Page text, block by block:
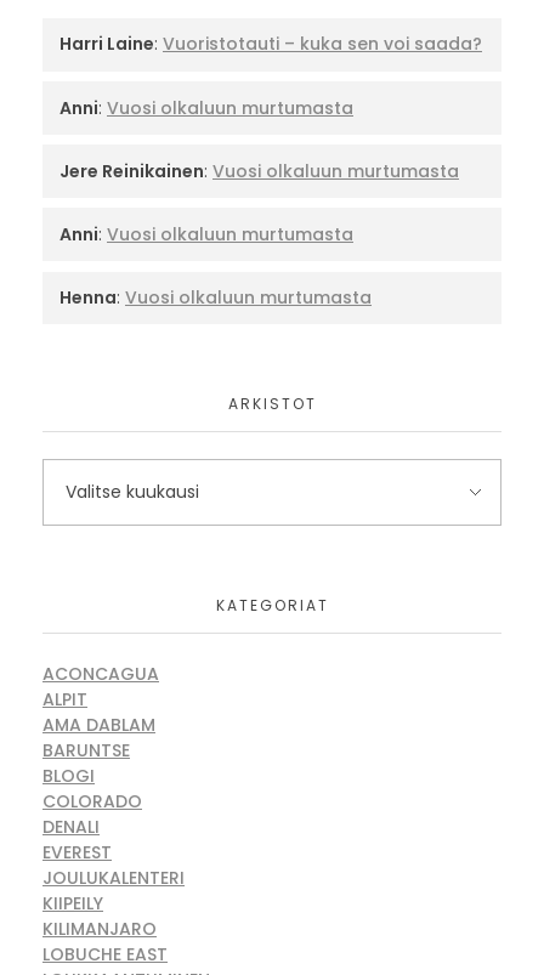
Harri Laine: Vuoristotauti – kuka sen voi saada?
Anni: Vuosi olkaluun murtumasta
Jere Reinikainen: Vuosi olkaluun murtumasta
Anni: Vuosi olkaluun murtumasta
Henna: Vuosi olkaluun murtumasta
ARKISTOT
KATEGORIAT
ACONCAGUA
ALPIT
AMA DABLAM
BARUNTSE
BLOGI
COLORADO
DENALI
EVEREST
JOULUKALENTERI
KIIPEILY
KILIMANJARO
LOBUCHE EAST